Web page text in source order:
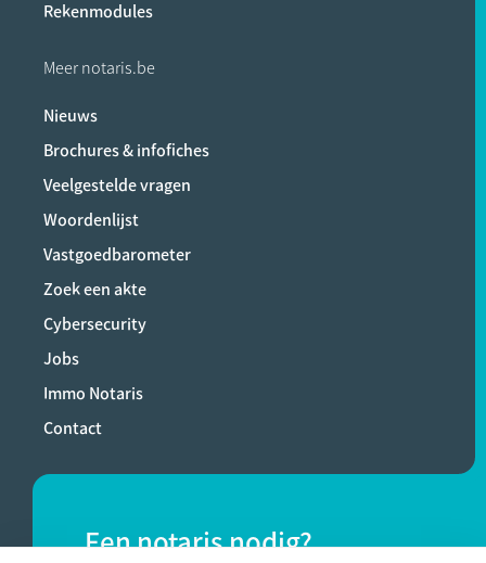
Rekenmodules
Meer notaris.be
Nieuws
Brochures & infofiches
Veelgestelde vragen
Woordenlijst
Vastgoedbarometer
Zoek een akte
Cybersecurity
Jobs
Immo Notaris
Contact
Een notaris nodig?